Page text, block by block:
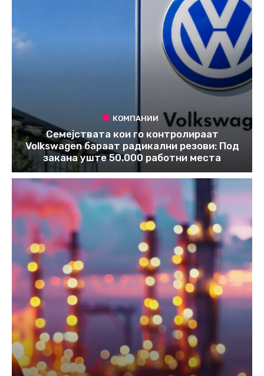
КОМПАНИИ
Семејствата кои го контролираат
Volkswagen бараат радикални резови: Под
закана уште 50.000 работни места